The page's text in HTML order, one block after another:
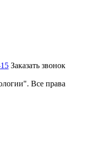
Заказать звонок
Все права